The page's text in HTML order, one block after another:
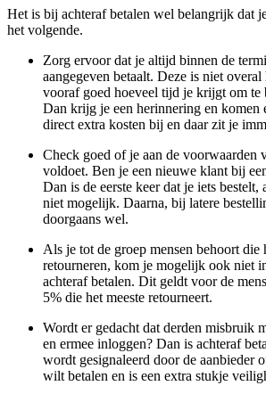
Het is bij achteraf betalen wel belangrijk dat
het volgende.
Zorg ervoor dat je altijd binnen de
aangegeven betaalt. Deze is niet
vooraf goed hoeveel tijd je krijgt om te
Dan krijg je een herinnering en komen
direct extra kosten bij en daar zit je
Check goed of je aan de voorwaarden
voldoet. Ben je een nieuwe klant bij
Dan is de eerste keer dat je iets bestelt,
niet mogelijk. Daarna, bij latere
doorgaans wel.
Als je tot de groep mensen behoort die
retourneren, kom je mogelijk ook niet
achteraf betalen. Dit geldt voor de
5% die het meeste retourneert.
Wordt er gedacht dat derden misbruik
en ermee inloggen? Dan is achteraf
wordt gesignaleerd door de aanbieder
wilt betalen en is een extra stukje